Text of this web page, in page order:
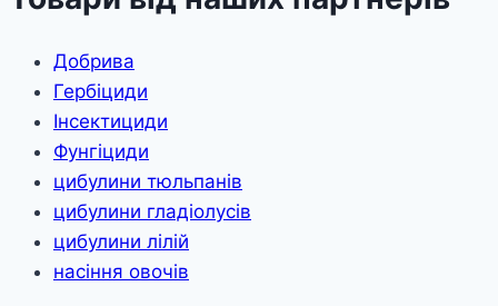
Добрива
Гербіциди
Інсектициди
Фунгіциди
цибулини тюльпанів
цибулини гладіолусів
цибулини лілій
насіння овочів